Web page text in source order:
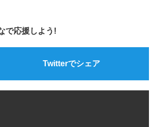
で応援しよう!
Twitterでシェア